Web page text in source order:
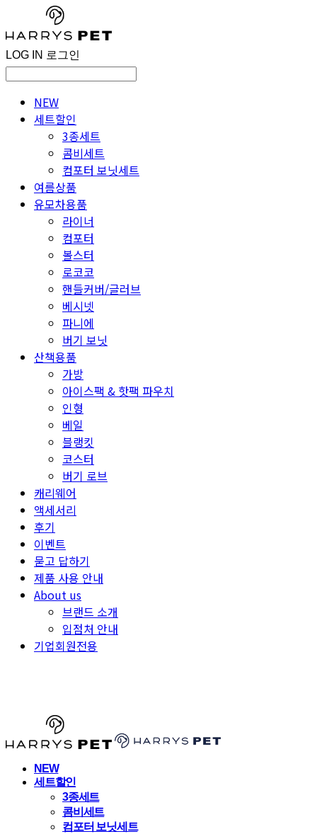
LOG IN 로그인
NEW
세트할인
3종세트
콤비세트
컴포터 보닛세트
여름상품
유모차용품
라이너
컴포터
볼스터
로코코
핸들커버/글러브
베시넷
파니에
버기 보닛
산책용품
가방
아이스팩 & 핫팩 파우치
인형
베일
블랭킷
코스터
버기 로브
캐리웨어
액세서리
후기
이벤트
묻고 답하기
제품 사용 안내
About us
브랜드 소개
입점처 안내
기업회원전용
NEW
세트할인
3종세트
콤비세트
컴포터 보닛세트